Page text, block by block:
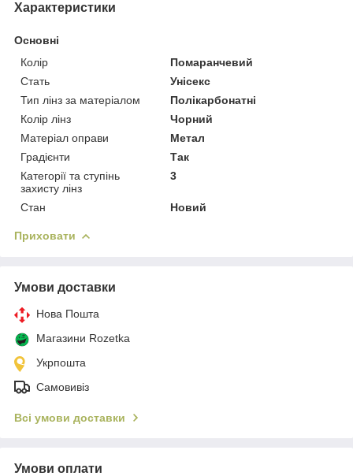
Характеристики
Основні
Колір
Помаранчевий
Стать
Унісекс
Тип лінз за матеріалом
Полікарбонатні
Колір лінз
Чорний
Матеріал оправи
Метал
Градієнти
Так
Категорії та ступінь
захисту лінз
3
Стан Новий
Приховати
Умови доставки
Нова Пошта
Магазини Rozetka
Укрпошта
Самовивіз
Всі умови доставки
Умови оплати